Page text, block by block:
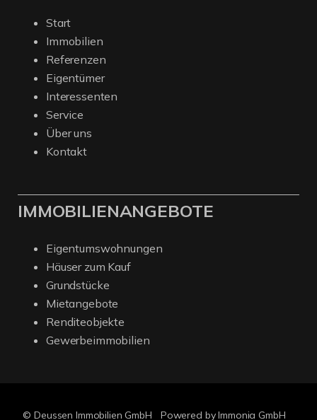
Start
Immobilien
Referenzen
Eigentümer
Interessenten
Service
Über uns
Kontakt
IMMOBILIENANGEBOTE
Eigentumswohnungen
Häuser zum Kauf
Grundstücke
Mietangebote
Renditeobjekte
Gewerbeimmobilien
© Deussen Immobilien GmbH Powered by Immonia GmbH